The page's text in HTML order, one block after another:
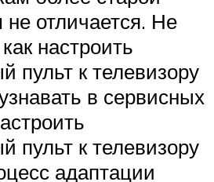
отличается. Не
настроить
пульт к телевизору
в сервисных
пульт к телевизору
адаптации